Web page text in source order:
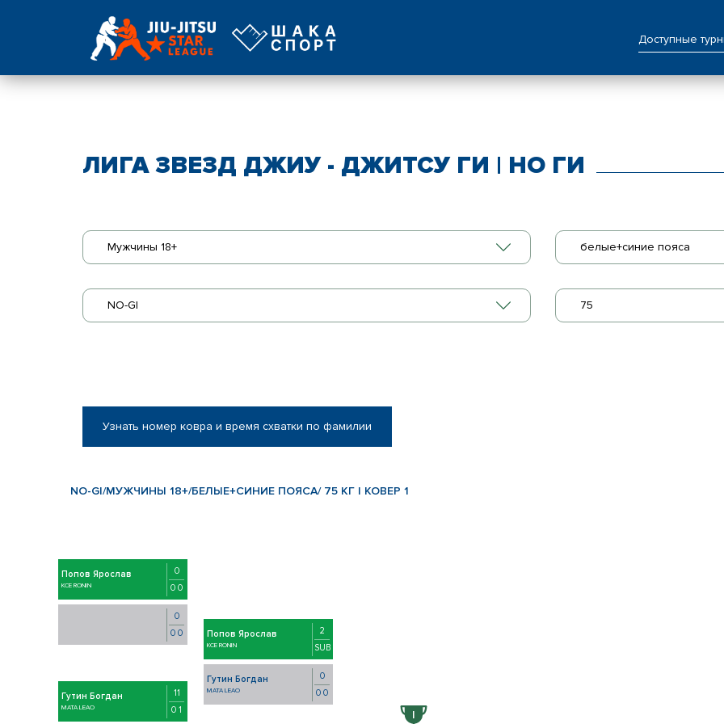
Доступные
ЛИГА ЗВЕЗД ДЖИУ - ДЖИТСУ ГИ | НО ГИ
Мужчины 18+ белые+синие пояса
NO-GI 75
Узнать номер ковра и время схватки по фамилии
NO-GI/МУЖЧИНЫ 18+/БЕЛЫЕ+СИНИЕ ПОЯСА/ 75 КГ | КОВЕР 1
Попов Ярослав
КСЕ RONIN
0
0 0
0
0 0
Гутин Богдан
MATA LEAO
11
0 1
Попов Ярослав
КСЕ RONIN
2
SUB
Гутин Богдан
MATA LEAO
0
0 0